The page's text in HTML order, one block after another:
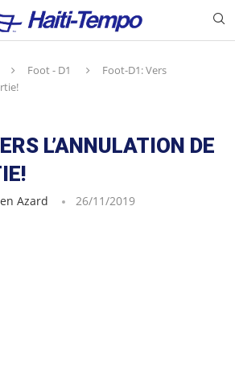
Foot - D1
Foot-D1: Vers
L’ANNULATION DE
Azard 26/11/2019